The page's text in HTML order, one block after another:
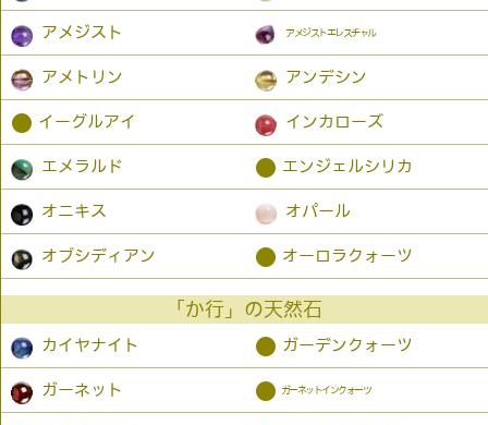
アメジスト アメジストエレスチャル
アメトリン アンデシン
● イーグルアイ インカローズ
エメラルド ● エンジェルシリカ
オニキス オパール
オブシディアン ● オーロラクォーツ
「か行」の天然石
カイヤナイト ● ガーデンクォーツ
ガーネット ● ガーネットインクォーツ